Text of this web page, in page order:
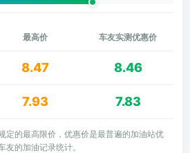
最高价 车友实测优惠价
8.47 8.46
7.93 7.83
定的最高限价，优惠价是最普遍的加油站优
的加油记录统计。